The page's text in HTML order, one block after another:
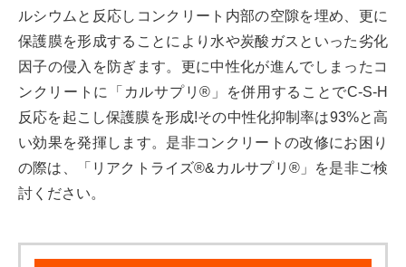
ルシウムと反応しコンクリート内部の空隙を埋め、更に
保護膜を形成することにより水や炭酸ガスといった劣化
因子の侵入を防ぎます。更に中性化が進んでしまったコ
ンクリートに「カルサプリ®」を併用することでC-S-H
反応を起こし保護膜を形成!その中性化抑制率は93%と高
い効果を発揮します。是非コンクリートの改修にお困り
の際は、「リアクトライズ®&カルサプリ®」を是非ご検
討ください。